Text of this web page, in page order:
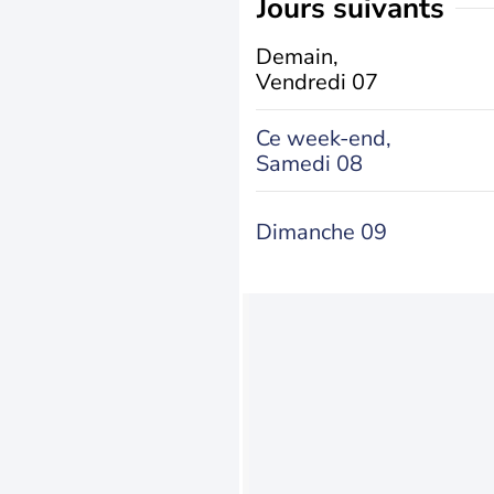
jours suivants
Demain,
Vendredi 07
Ce week-end,
Samedi 08
Dimanche 09